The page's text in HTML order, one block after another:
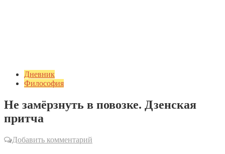
Дневник
Философия
Не замёрзнуть в повозке. Дзенская
притча
Добавить комментарий